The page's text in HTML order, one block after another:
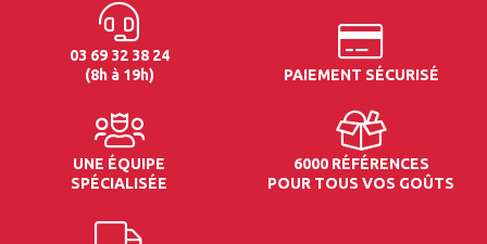
03 69 32 38 24
(8h à 19h)
PAIEMENT SÉCURISÉ
UNE ÉQUIPE
SPÉCIALISÉE
6000 RÉFÉRENCES
POUR TOUS VOS GOÛTS